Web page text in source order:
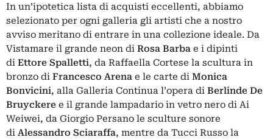
In un’ipotetica lista di acquisti eccellenti, abbiamo
selezionato per ogni galleria gli artisti che a nostro
avviso meritano di entrare in una collezione ideale. Da
Vistamare il grande neon di Rosa Barba e i dipinti
di Ettore Spalletti, da Raffaella Cortese la scultura in
bronzo di Francesco Arena e le carte di Monica
Bonvicini, alla Galleria Continua l’opera di Berlinde De
Bruyckere e il grande lampadario in vetro nero di Ai
Weiwei, da Giorgio Persano le sculture sonore
di Alessandro Sciaraffa, mentre da Tucci Russo la